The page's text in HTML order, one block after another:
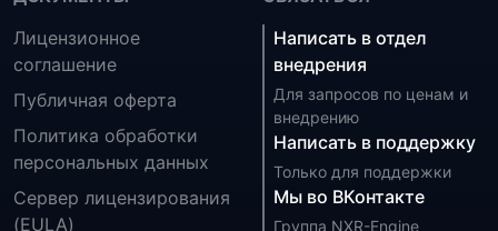
Лицензионное
соглашение
Публичная оферта
Политика обработки
персональных данных
Сервер лицензирования
(EULA)
Написать в отдел
внедрения
Для запросов по ценам и
внедрению
Написать в поддержку
Только для поддержки
Мы во ВКонтакте
Группа NXR-Engine